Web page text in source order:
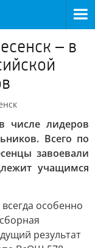
– в
числе лидеров
Всего по
завоевали
учащимся
особенно
результат